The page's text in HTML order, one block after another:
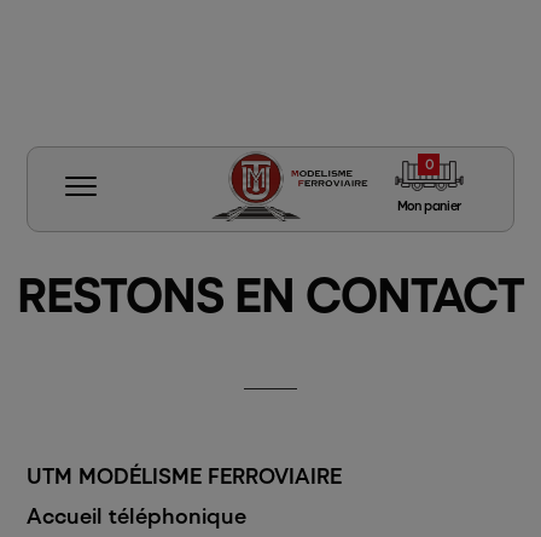
Mon panier
0
Diorama Maquette
Véhicule Personnage
Accueil Restons en contact
RESTONS EN CONTACT
UTM MODÉLISME FERROVIAIRE
Accueil téléphonique